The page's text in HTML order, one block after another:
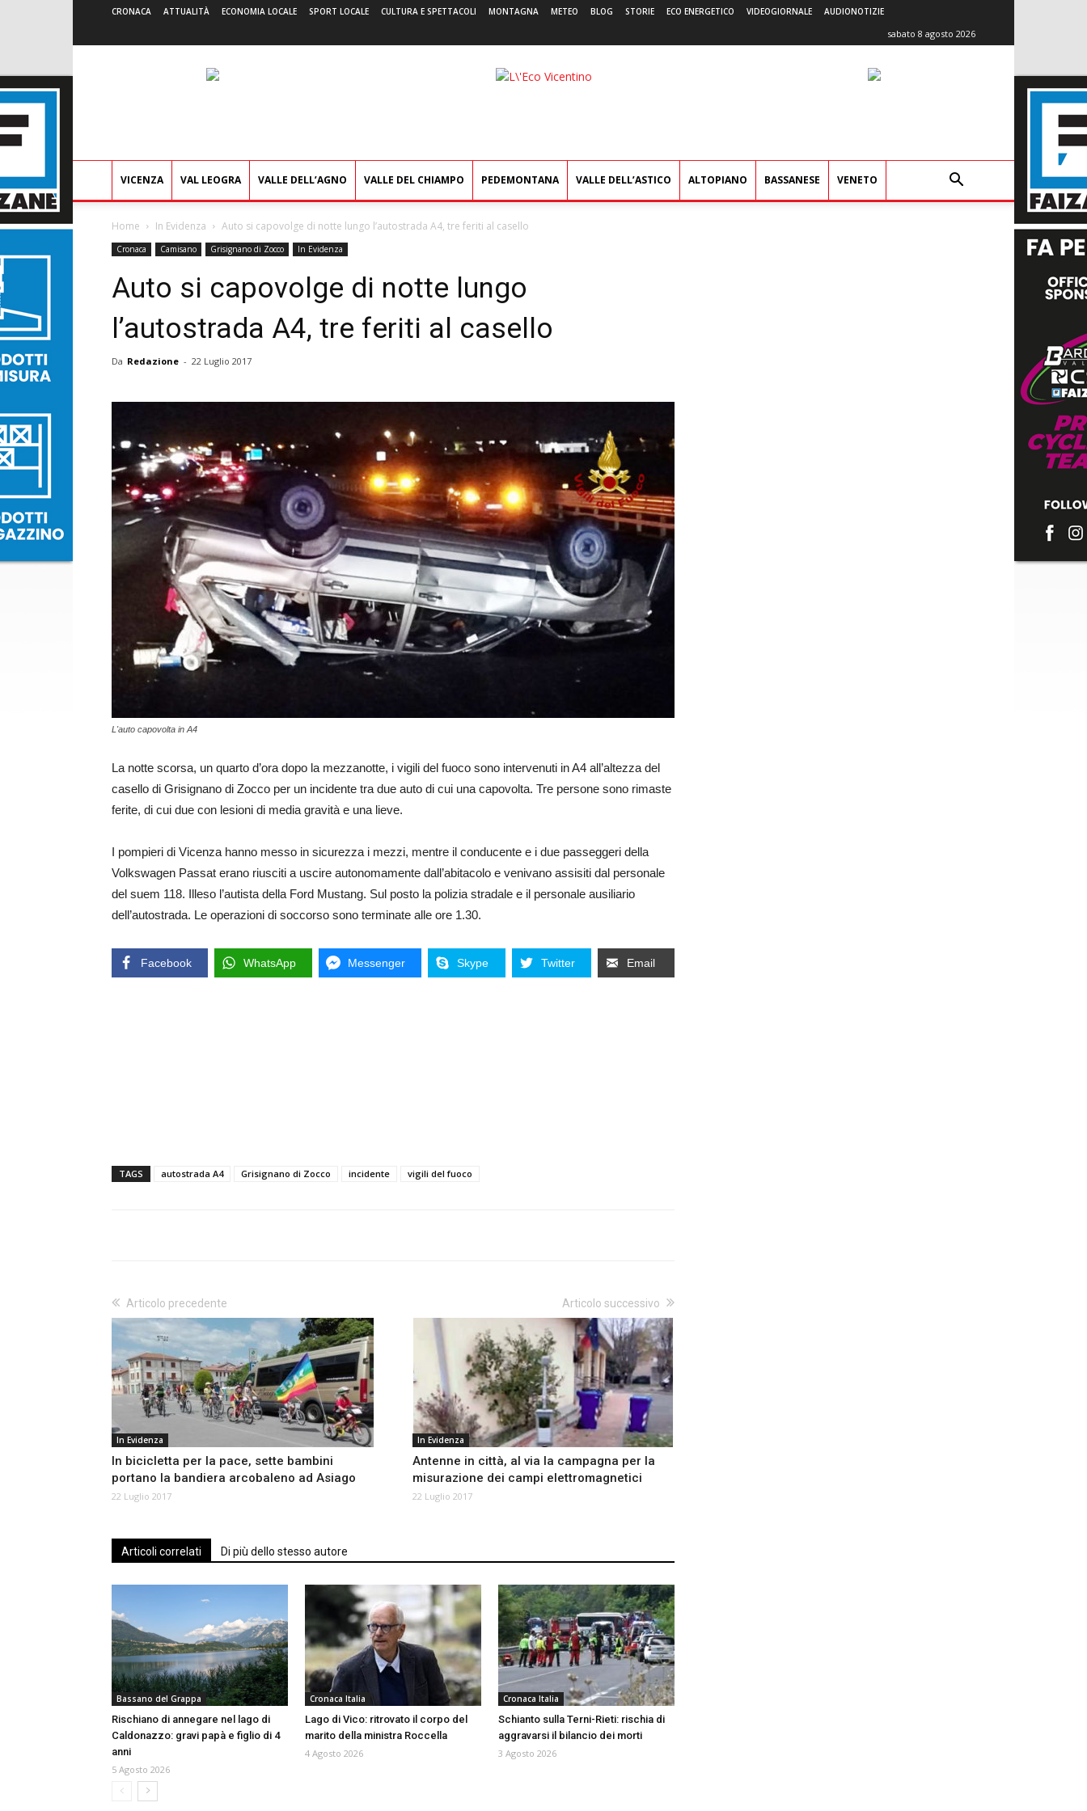
CRONACA ATTUALITÀ ECONOMIA LOCALE SPORT LOCALE CULTURA E SPETTACOLI MONTAGNA METEO BLOG STORIE ECO ENERGETICO VIDEOGIORNALE AUDIONOTIZIE
sabato 8 agosto 2026
L'Eco
VICENZA VAL LEOGRA VALLE DELL’AGNO VALLE DEL CHIAMPO PEDEMONTANA VALLE DELL’ASTICO ALTOPIANO BASSANESE VENETO
Home In Evidenza Auto si capovolge di notte lungo l’autostrada A4, tre feriti al casello
Cronaca Camisano Grisignano di Zocco In Evidenza
Auto si capovolge di notte lungo
l’autostrada A4, tre feriti al casello
Da Redazione - 22 Luglio 2017
L'auto capovolta in A4
La notte scorsa, un quarto d’ora dopo la mezzanotte, i vigili del fuoco sono intervenuti in A4 all’altezza del
casello di Grisignano di Zocco per un incidente tra due auto di cui una capovolta. Tre persone sono rimaste
ferite, di cui due con lesioni di media gravità e una lieve.
I pompieri di Vicenza hanno messo in sicurezza i mezzi, mentre il conducente e i due passeggeri della
Volkswagen Passat erano riusciti a uscire autonomamente dall’abitacolo e venivano assisiti dal personale
del suem 118. Illeso l’autista della Ford Mustang. Sul posto la polizia stradale e il personale ausiliario
dell’autostrada. Le operazioni di soccorso sono terminate alle ore 1.30.
Facebook WhatsApp Messenger Skype Twitter Email
TAGS autostrada A4 Grisignano di Zocco incidente vigili del fuoco
Articolo precedente
In Evidenza
In bicicletta per la pace, sette bambini
portano la bandiera arcobaleno ad Asiago
22 Luglio 2017
Articolo successivo
In Evidenza
Antenne in città, al via la campagna per la
misurazione dei campi elettromagnetici
22 Luglio 2017
Articoli correlati Di più dello stesso autore
Bassano del Grappa
Rischiano di annegare nel lago di
Caldonazzo: gravi papà e figlio di 4
anni
5 Agosto 2026
Cronaca Italia
Lago di Vico: ritrovato il corpo del
marito della ministra Roccella
4 Agosto 2026
Cronaca Italia
Schianto sulla Terni-Rieti: rischia di
aggravarsi il bilancio dei morti
3 Agosto 2026